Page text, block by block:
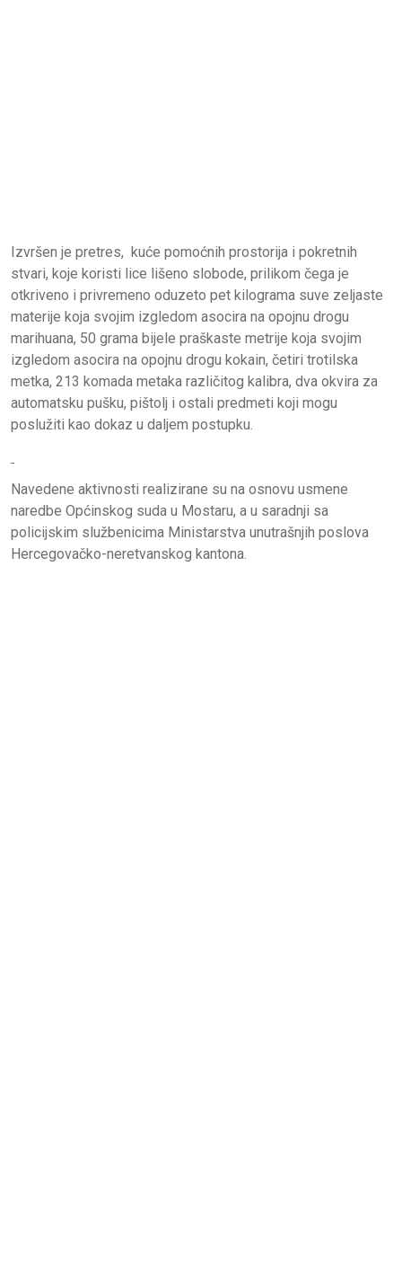
Izvršen je pretres, kuće pomoćnih prostorija i pokretnih
stvari, koje koristi lice lišeno slobode, prilikom čega je
otkriveno i privremeno oduzeto pet kilograma suve zeljaste
materije koja svojim izgledom asocira na opojnu drogu
marihuana, 50 grama bijele praškaste metrije koja svojim
izgledom asocira na opojnu drogu kokain, četiri trotilska
metka, 213 komada metaka različitog kalibra, dva okvira za
automatsku pušku, pištolj i ostali predmeti koji mogu
poslužiti kao dokaz u daljem postupku.
Navedene aktivnosti realizirane su na osnovu usmene
naredbe Općinskog suda u Mostaru, a u saradnji sa
policijskim službenicima Ministarstva unutrašnjih poslova
Hercegovačko-neretvanskog kantona.